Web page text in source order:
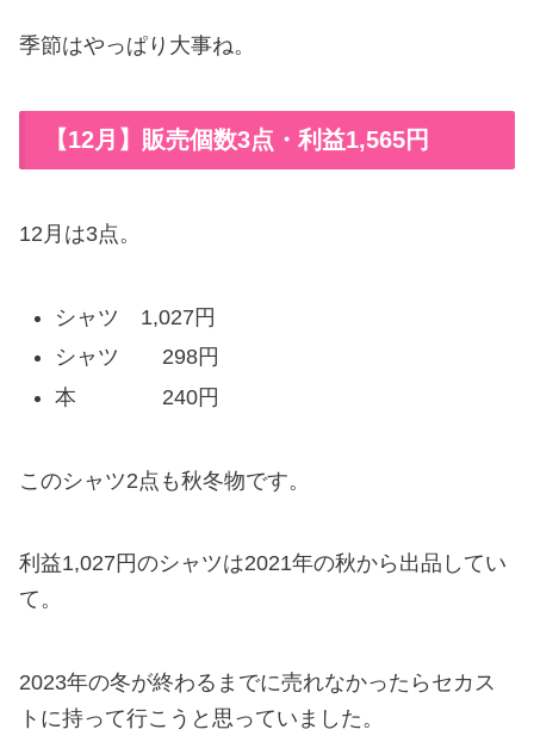
季節はやっぱり大事ね。
【12月】販売個数3点・利益1,565円
12月は3点。
シャツ 1,027円
シャツ 298円
本 240円
このシャツ2点も秋冬物です。
利益1,027円のシャツは2021年の秋から出品してい
て。
2023年の冬が終わるまでに売れなかったらセカス
トに持って行こうと思っていました。